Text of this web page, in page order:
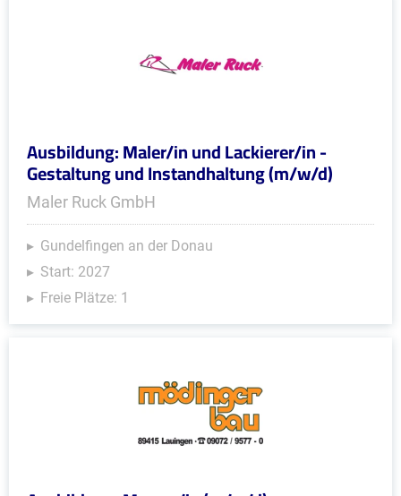
Ausbildung: Maler/in und Lackierer/in -
Gestaltung und Instandhaltung (m/w/d)
Maler Ruck GmbH
Gundelfingen an der Donau
Start: 2027
Freie Plätze: 1